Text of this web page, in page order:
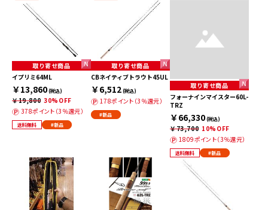
取り寄せ商品
イプリミ64ML
￥13,860(税込)
￥19,800 30%OFF
378ポイント（3％還元）
送料無料 #新品
取り寄せ商品
CBネイティブトラウト45UL
￥6,512(税込)
178ポイント（3％還元）
#新品
取り寄せ商品
フォーナインマイスター60L-
TRZ
￥66,330(税込)
￥73,700 10%OFF
1809ポイント（3％還元）
送料無料 #新品